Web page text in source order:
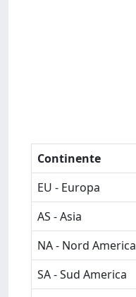
Continente
EU - Europa
AS - Asia
NA - Nord America
SA - Sud America